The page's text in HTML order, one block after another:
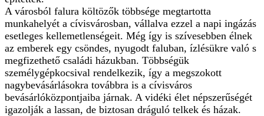
A városból falura költözők többsége megtartotta
munkahelyét a cívisvárosban, vállalva ezzel a napi ingázás
esetleges kellemetlenségeit. Még így is szívesebben élnek
az emberek egy csöndes, nyugodt faluban, ízlésükre való s
megfizethető családi házukban. Többségük
személygépkocsival rendelkezik, így a megszokott
nagybevásárlásokra továbbra is a cívisváros
bevásárlóközpontjaiba járnak. A vidéki élet népszerűségét
igazolják a lassan, de biztosan dráguló telkek és házak.